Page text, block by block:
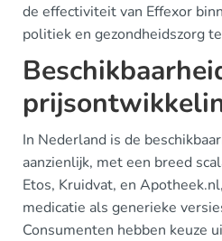
de effectiviteit van Effexor
politiek en gezondheidszorg
In Nederland is de
aanzienlijk, met een breed
Etos, Kruidvat, en
medicatie als generieke
Consumenten hebben keuze